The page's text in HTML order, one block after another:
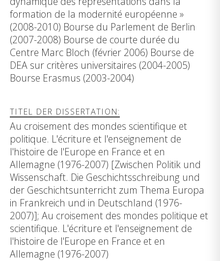
formation de la modernité européenne »
(2008-2010) Bourse du Parlement de Berlin
(2007-2008) Bourse de courte durée du
Centre Marc Bloch (février 2006) Bourse de
DEA sur critères universitaires (2004-2005)
Bourse Erasmus (2003-2004)
TITEL DER DISSERTATION:
Au croisement des mondes scientifique et
politique. L'écriture et l'enseignement de
l'histoire de l'Europe en France et en
Allemagne (1976-2007) [Zwischen Politik und
Wissenschaft. Die Geschichtsschreibung und
der Geschichtsunterricht zum Thema Europa
in Frankreich und in Deutschland (1976-
2007)]; Au croisement des mondes politique et
scientifique. L'écriture et l'enseignement de
l'histoire de l'Europe en France et en
Allemagne (1976-2007)